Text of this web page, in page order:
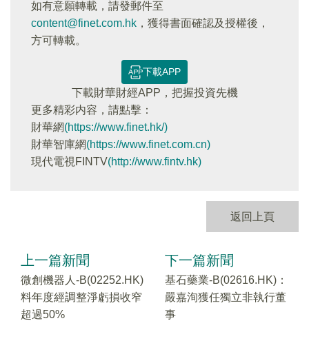
如有意願轉載，請發郵件至
content@finet.com.hk ，獲得書面確認及授權後，
方可轉載。
下載APP
下載財華財經APP，把握投資先機
更多精彩内容，請點擊：
財華網(https://www.finet.hk/)
財華智庫網(https://www.finet.com.cn)
現代電視FINTV(http://www.fintv.hk)
返回上頁
上一篇新聞
微創機器人-B(02252.HK)
料年度經調整淨虧損收窄
超過50%
下一篇新聞
基石藥業-B(02616.HK)：
嚴嘉洵獲任獨立非執行董
事